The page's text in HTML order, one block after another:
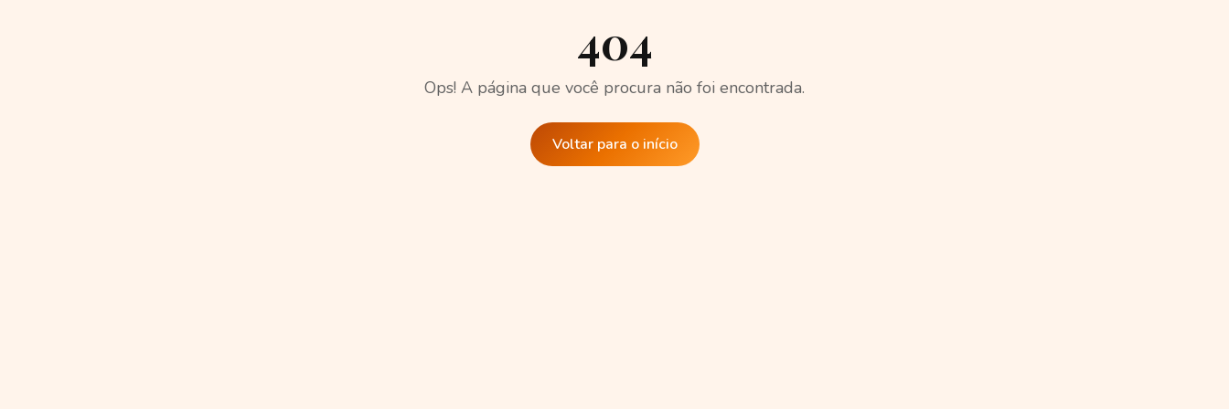
404
Ops! A página que você procura não foi encontrada.
Voltar para o início